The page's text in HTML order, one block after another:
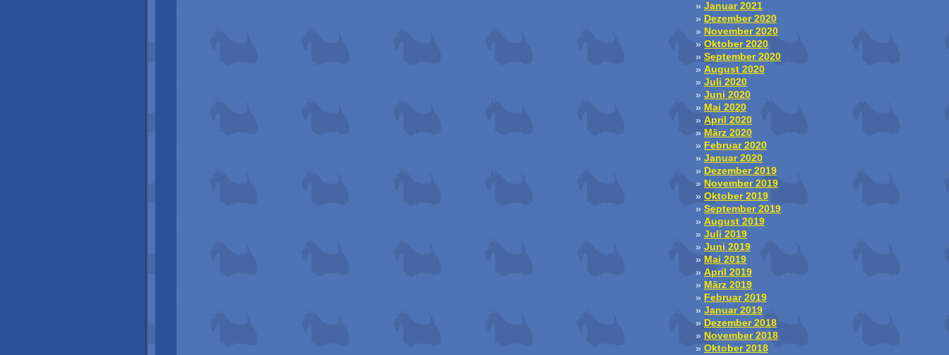
Januar 2021
Dezember 2020
November 2020
Oktober 2020
September 2020
August 2020
Juli 2020
Juni 2020
Mai 2020
April 2020
März 2020
Februar 2020
Januar 2020
Dezember 2019
November 2019
Oktober 2019
September 2019
August 2019
Juli 2019
Juni 2019
Mai 2019
April 2019
März 2019
Februar 2019
Januar 2019
Dezember 2018
November 2018
Oktober 2018